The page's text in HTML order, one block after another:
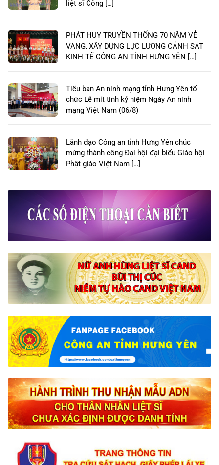
liệt sĩ Công […]
PHÁT HUY TRUYỀN THỐNG 70 NĂM VẺ
VANG, XÂY DỰNG LỰC LƯỢNG CẢNH SÁT
KINH TẾ CÔNG AN TỈNH HƯNG YÊN […]
Tiểu ban An ninh mạng tỉnh Hưng Yên tổ
chức Lễ mít tinh kỷ niệm Ngày An ninh
mạng Việt Nam (06/8)
Lãnh đạo Công an tỉnh Hưng Yên chúc
mừng thành công Đại hội đại biểu Giáo hội
Phật giáo Việt Nam […]